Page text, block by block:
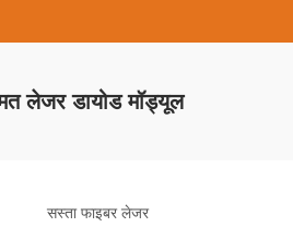
लेजर डायोड मॉड्यूल
सस्ता फाइबर लेजर